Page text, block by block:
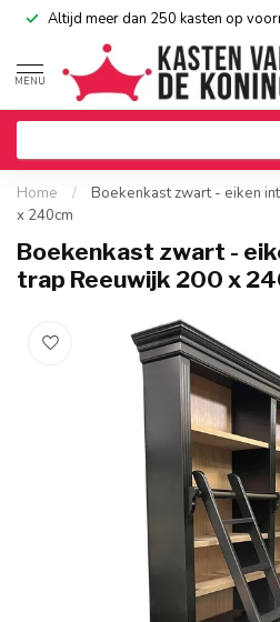
Altijd meer dan 250 kasten op
MENU
Home /
Boekenkast zwart - eiken
x 240cm
Boekenkast zwart -
trap Reeuwijk 200 x